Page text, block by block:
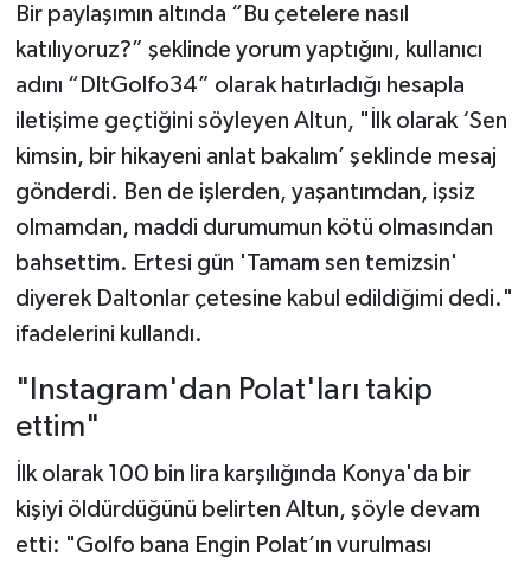
Bir paylaşımın altında “Bu çetelere nasıl
katılıyoruz?” şeklinde yorum yaptığını, kullanıcı
adını “DltGolfo34” olarak hatırladığı hesapla
iletişime geçtiğini söyleyen Altun, "İlk olarak ‘Sen
kimsin, bir hikayeni anlat bakalım’ şeklinde mesaj
gönderdi. Ben de işlerden, yaşantımdan, işsiz
olmamdan, maddi durumumun kötü olmasından
bahsettim. Ertesi gün 'Tamam sen temizsin'
diyerek Daltonlar çetesine kabul edildiğimi dedi."
ifadelerini kullandı.
"Instagram'dan Polat'ları takip
ettim"
İlk olarak 100 bin lira karşılığında Konya'da bir
kişiyi öldürdüğünü belirten Altun, şöyle devam
etti: "Golfo bana Engin Polat’ın vurulması